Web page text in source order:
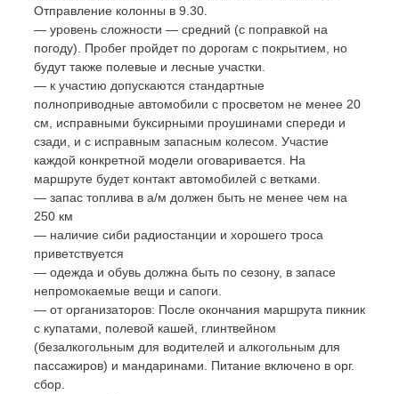
Отправление колонны в 9.30.
— уровень сложности — средний (с поправкой на
погоду). Пробег пройдет по дорогам с покрытием, но
будут также полевые и лесные участки.
— к участию допускаются стандартные
полноприводные автомобили с просветом не менее 20
см, исправными буксирными проушинами спереди и
сзади, и с исправным запасным колесом. Участие
каждой конкретной модели оговаривается. На
маршруте будет контакт автомобилей с ветками.
— запас топлива в а/м должен быть не менее чем на
250 км
— наличие сиби радиостанции и хорошего троса
приветствуется
— одежда и обувь должна быть по сезону, в запасе
непромокаемые вещи и сапоги.
— от организаторов: После окончания маршрута пикник
с купатами, полевой кашей, глинтвейном
(безалкогольным для водителей и алкогольным для
пассажиров) и мандаринами. Питание включено в орг.
сбор.